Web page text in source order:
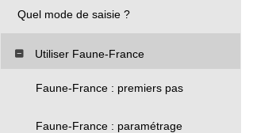
Quel mode de saisie ?
Utiliser Faune-France
Faune-France : premiers pas
Faune-France : paramétrage